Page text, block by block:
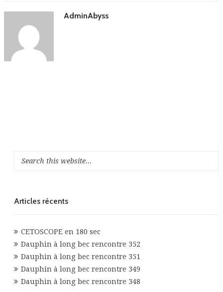
AdminAbyss
Articles récents
CETOSCOPE en 180 sec
Dauphin à long bec rencontre 352
Dauphin à long bec rencontre 351
Dauphin à long bec rencontre 349
Dauphin à long bec rencontre 348